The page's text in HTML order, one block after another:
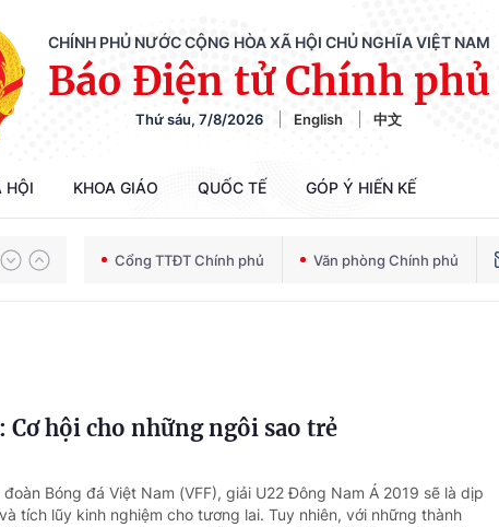
CHÍNH PHỦ NƯỚC CỘNG HÒA XÃ HỘI CHỦ NGHĨA VIỆT NAM
Báo Điện tử Chính phủ
Thứ sáu, 7/8/2026 English 中文
HỘI KHOA GIÁO QUỐC TẾ GÓP Ý HIẾN KẾ
Cổng TTĐT Chính phủ Văn phòng Chính phủ
Cơ hội cho những ngôi sao trẻ
Bóng đá Việt Nam (VFF), giải U22 Đông Nam Á 2019 sẽ là dịp
tích lũy kinh nghiệm cho tương lai. Tuy nhiên, với những thành